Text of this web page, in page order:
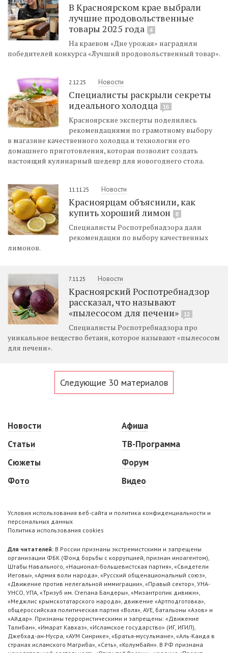
В Красноярском крае выбрали
лучшие продовольственные
товары 2025 года
4
На краевом «Дне урожая» наградили
победителей конкурса «Лучший продовольственный товар».
2.12.25 Новости
Специалисты раскрыли секреты
идеального холодца
16
Красноярские эксперты поделились
рекомендациями по грамотному выбору
в магазине качественного холодца и технологии его
домашнего приготовления, которая позволит создать
настоящий кулинарный шедевр для новогоднего стола.
11.11.25 Новости
Красноярцам объяснили, как
купить хороший лимон
8
Специалисты Роспотребнадзора дали
рекомендации по выбору качественных
лимонов.
7.11.25 Новости
Красноярский Роспотребнадзор
рассказал, что называют
«пылесосом для печени»
12
Специалисты Роспотребнадзора про
уникальное вещество бетаин, которое называют «пылесосом
для печени».
Следующие 30 материалов
Новости
Статьи
Сюжеты
Фото
Афиша
ТВ-Программа
Форум
Видео
Условия использования веб-сайта и политика конфиденциальности и
персональных данных
Политика использования cookies
Для читателей: В России признаны экстремистскими и запрещены
организации ФБК (Фонд борьбы с коррупцией, признан иноагентом),
Штабы Навального, «Национал-большевистская партия», «Свидетели
Иеговы», «Армия воли народа», «Русский общенациональный союз»,
«Движение против нелегальной иммиграции», «Правый сектор», УНА-
УНСО, УПА, «Тризуб им. Степана Бандеры», «Мизантропик дивижн»,
«Меджлис крымскотатарского народа», движение «Артподготовка»,
общероссийская политическая партия «Воля», АУЕ, батальоны «Азов» и
«Айдар». Признаны террористическими и запрещены: «Движение
Талибан», «Имарат Кавказ», «Исламское государство» (ИГ, ИГИЛ),
Джебхад-ан-Нусра, «АУМ Синрике», «Братья-мусульмане», «Аль-Каида в
странах исламского Магриба», «Сеть», «Колумбайн». В РФ признана